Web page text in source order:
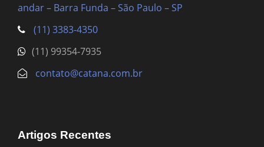
andar – Barra Funda – São Paulo – SP
(11) 3383-4350
(11) 99354-7935
contato@catana.com.br
Artigos Recentes